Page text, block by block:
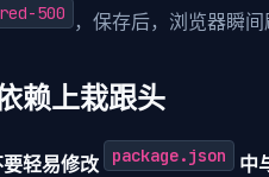
500 ，保存后，浏览器瞬
赖上栽跟头
轻易修改 package.json
中